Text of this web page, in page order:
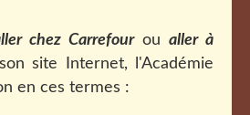
chez Carrefourou aller à
site Internet, l'Académie
en ces termes :